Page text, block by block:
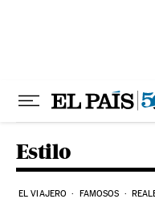
Estilo
EL VIAJERO FAMOSOS